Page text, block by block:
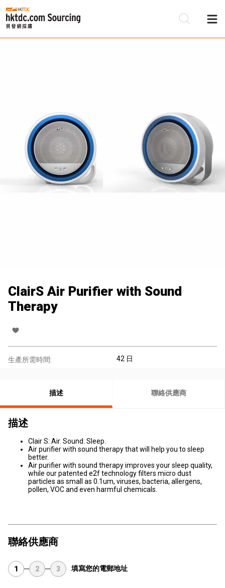
ClairS Air Purifier with Sound
Therapy
生產所需時間: 42 日
描述 聯絡供應商
描述
Clair S: Air. Sound. Sleep.
Air purifier with sound therapy that will help you to sleep
better.
Air purifier with sound therapy improves your sleep quality,
while our patented e2f technology filters micro dust
particles as small as 0.1um, viruses, bacteria, allergens,
pollen, VOC and even harmful chemicals.
聯絡供應商
1 2 3 填寫您的電郵地址